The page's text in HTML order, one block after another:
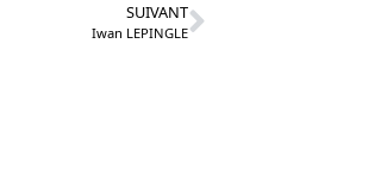
SUIVANT
Iwan LEPINGLE